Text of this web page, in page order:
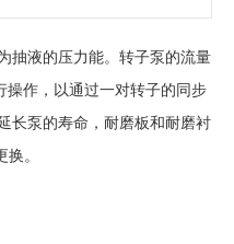
抽液的压力能。转子泵的流量
操作，以通过一对转子的同步
长泵的寿命，耐磨板和耐磨衬
。